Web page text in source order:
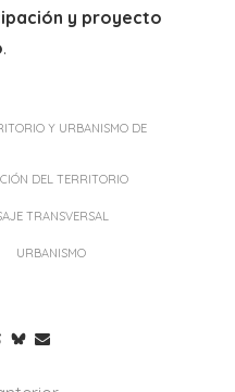
y proyecto
.
Y URBANISMO DE
DEL TERRITORIO
TRANSVERSAL
URBANISMO